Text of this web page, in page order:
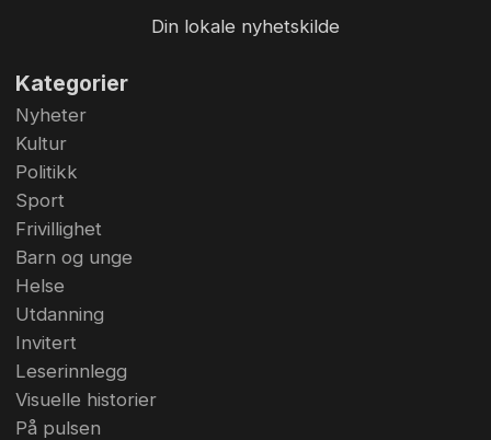
Din lokale nyhetskilde
Kategorier
Nyheter
Kultur
Politikk
Sport
Frivillighet
Barn og unge
Helse
Utdanning
Invitert
Leserinnlegg
Visuelle historier
På pulsen